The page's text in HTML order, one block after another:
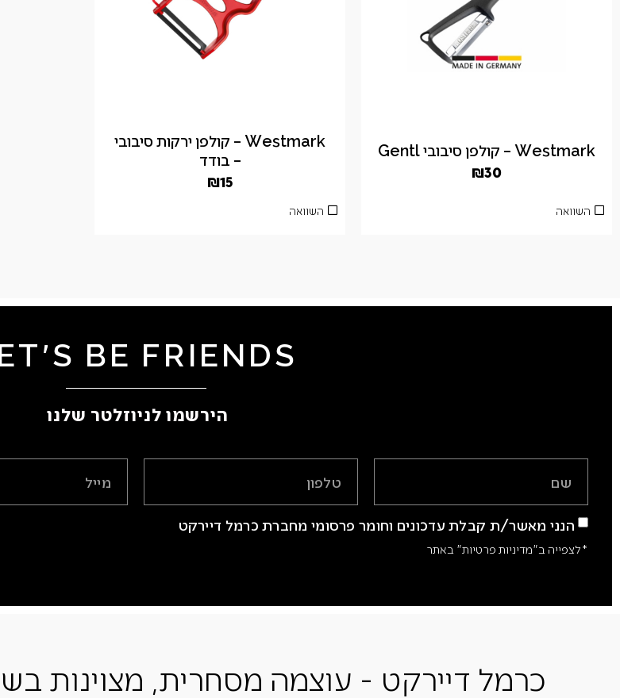
Westmark – קולפן סיבובי Gentl
₪30
השוואה
Westmark – קולפן ירקות סיבובי
– בודד
₪15
השוואה
BE FRIENDS
הירשמו לניוזלטר שלנו ​
הנני מאשר/ת קבלת עדכונים וחומר פרסומי מחברת כרמל דיירקט
*לצפייה ב"מדיניות פרטיות" באתר
כרמל דיירקט - עוצמה מסחרית, מצוינות